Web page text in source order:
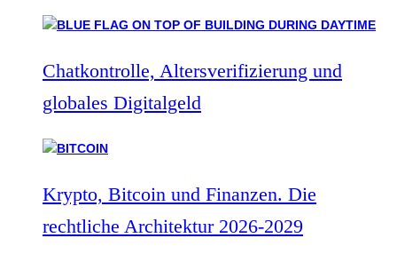
Chatkontrolle, Altersverifizierung und
globales Digitalgeld
Krypto, Bitcoin und Finanzen. Die
rechtliche Architektur 2026-2029